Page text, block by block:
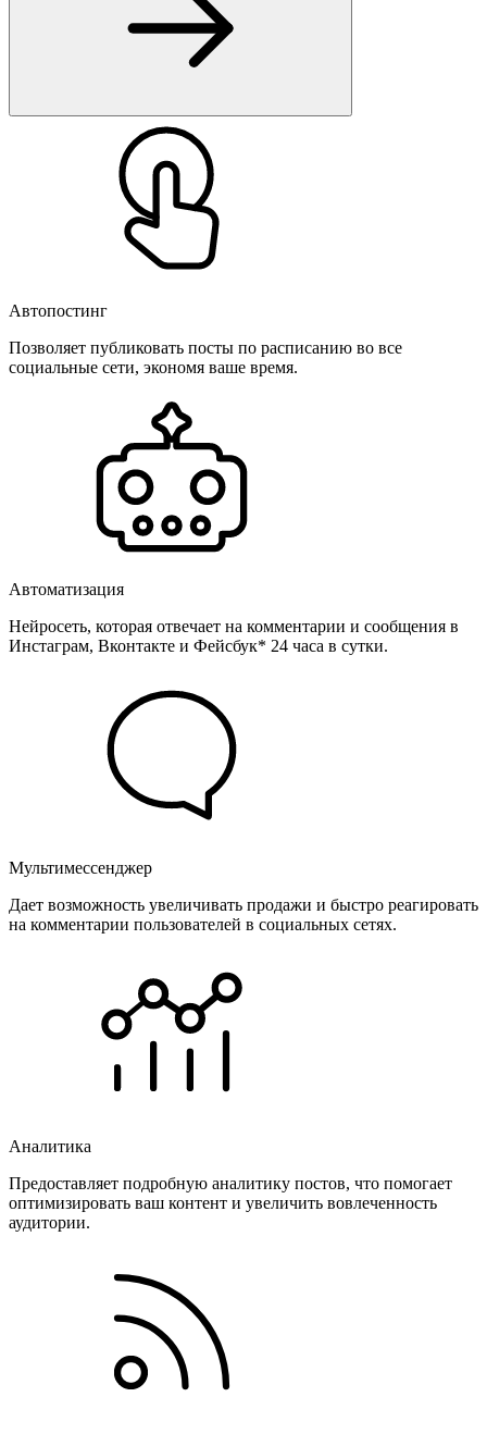
Автопостинг
Позволяет публиковать посты по расписанию во все
социальные сети, экономя ваше время.
Автоматизация
Нейросеть, которая отвечает на комментарии и сообщения в
Инстаграм, Вконтакте и Фейсбук* 24 часа в сутки.
Мультимессенджер
Дает возможность увеличивать продажи и быстро реагировать
на комментарии пользователей в социальных сетях.
Аналитика
Предоставляет подробную аналитику постов, что помогает
оптимизировать ваш контент и увеличить вовлеченность
аудитории.